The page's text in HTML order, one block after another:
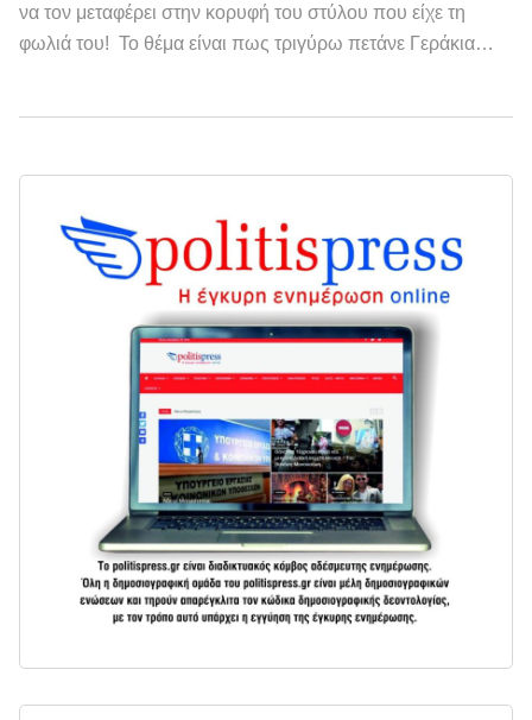
να τον μεταφέρει στην κορυφή του στύλου που είχε τη
φωλιά του! Το θέμα είναι πως τριγύρω πετάνε Γεράκια…